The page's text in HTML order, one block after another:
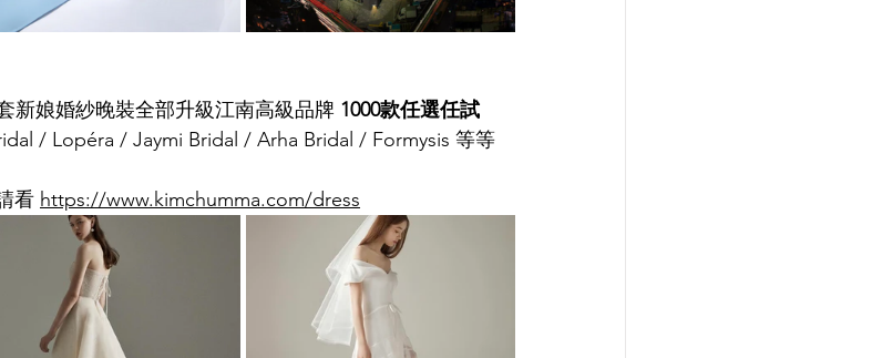
新娘婚紗晚裝全部升級江南高級品牌 1000款任選任試
/ Lopéra / Jaymi Bridal / Arha Bridal / Formysis 等等
看 https://www.kimchumma.com/dress